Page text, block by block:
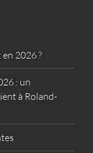
2026 ?
: un
à Roland-